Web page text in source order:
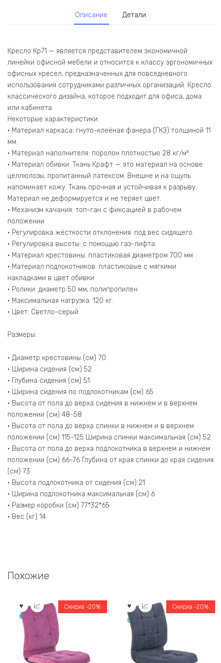
Описание Детали
Кресло Кр71 — является представителем экономичной
линейки офисной мебели и относится к классу эргономичных
офисных кресел, предназначенных для повседневного
использования сотрудниками различных организаций. Кресло
классического дизайна, которое подходит для офиса, дома
или кабинета.
Некоторые характеристики:
• Материал каркаса: гнуто-клеёная фанера (ГКЗ) толщиной 11
мм.
• Материал наполнителя: поролон плотностью 28 кг/м³.
• Материал обивки: Ткань Крафт — это материал на основе
целлюлозы, пропитанный латексом. Внешне и на ощупь
напоминает кожу. Ткань прочная и устойчивая к разрыву.
Материал не деформируется и не теряет цвет.
• Механизм качания: топ-ган с фиксацией в рабочем
положении
• Регулировка жёсткости отклонения: под вес сидящего.
• Регулировка высоты: с помощью газ-лифта.
• Материал крестовины: пластиковая диаметром 700 мм
• Материал подлокотников: пластиковые с мягкими
накладками в цвет обивки
• Ролики: диаметр 50 мм, полипропилен
• Максимальная нагрузка: 120 кг.
• Цвет: Светло-серый
Размеры:
• Диаметр крестовины (см) 70
• Ширина сидения (см) 52
• Глубина сидения (см) 51
• Ширина сидения по подлокотникам (см) 65
• Высота от пола до верха сидения в нижнем и в верхнем
положении (см) 48-58
• Высота от пола до верха спинки в нижнем и в верхнем
положении (см) 115-125 Ширина спинки максимальная (см) 52
• Высота от пола до верха подлокотника в верхнем и нижнем
положении (см) 66-76 Глубина от края спинки до края сидения
(см) 73
• Высота подлокотника от сидения (см) 21
• Ширина подлокотника максимальная (см) 6
• Размер коробки (см) 77*32*65
• Вес (кг) 14
Похожие
Скидка -20% Скидка -20%